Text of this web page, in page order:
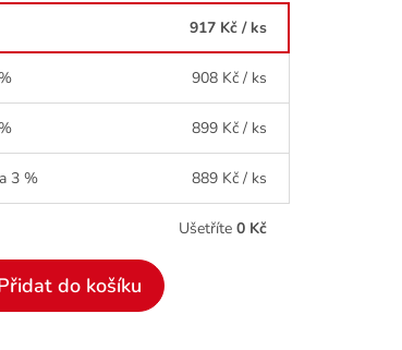
917 Kč / ks
908 Kč / ks
899 Kč / ks
3 % 889 Kč / ks
Ušetříte 0 Kč
do košíku